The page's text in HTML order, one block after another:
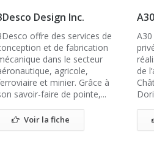
Design Inc.
offre des services de
et de fabrication
dans le secteur
agricole,
et minier. Grâce à
savoir-faire de pointe,...
Voir la fiche
de